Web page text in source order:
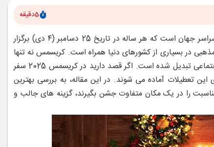
5دقیقه
کریسمس، روز تولد حضرت عیسی مسیح، یکی از مهم ‌ترین جشن‌ های مسیحیان در سراسر جهان است که هر ساله در تاریخ 25 دسامبر (۴ دی) برگزار
در بسیاری از کشورهای دنیا همراه است. کریسمس نه تنها
برای مسیحیان بلکه برای بسیاری از مردم در سراسر جهان به یک مناسبت فرهنگی و اجتماعی تبدیل شده است. اگر قصد دارید در کریسمس 2025 سفر
تعطیلات آماده می ‌شوند. در این مقاله، به بررسی بهترین
را در یک مکان متفاوت جشن بگیرند، گزینه ‌های جالب و